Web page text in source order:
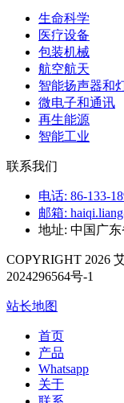
生命科学
医疗设备
包装机械
航空航天
智能扬声器和
微电子和通讯
再生能源
智能工业
联系我们
电话: 86-133-
邮箱:
地址: 中国广
COPYRIGHT 2026
2024296564号-1
站长地图
首页
产品
Whatsapp
关于